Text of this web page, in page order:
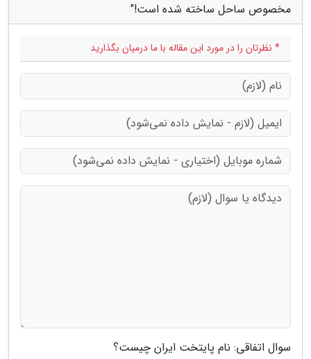
مخصوص ساحل ساخته شده است!"
* نظرتان را در مورد این مقاله با ما درمیان بگذارید
سوال اتفاقی: نام پایتخت ایران چیست؟